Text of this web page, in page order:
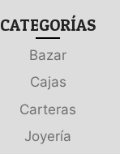
CATEGORÍAS
Bazar
Cajas
Carteras
Joyería